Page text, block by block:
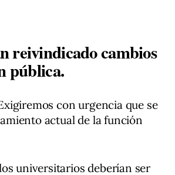
reivindicado cambios
pública.
con urgencia que se
actual de la función
universitarios deberían ser